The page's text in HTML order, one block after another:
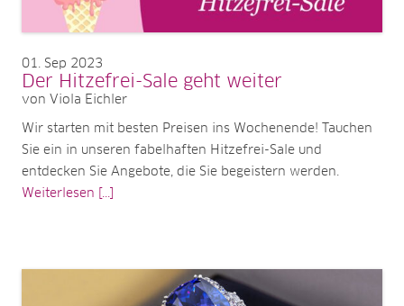
01 Sep 2023
Der Hitzefrei-Sale geht weiter
von Viola Eichler
Wir starten mit besten Preisen ins Wochenende! Tauchen
Sie ein in unseren fabelhaften Hitzefrei-Sale und
entdecken Sie Angebote, die Sie begeistern werden.
Weiterlesen [...]